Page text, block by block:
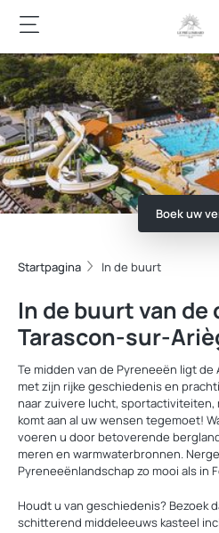
Boek uw
Startpagina In de buurt
In de buurt van de
Tarascon-sur-
Te midden van de Pyreneeën ligt
met zijn rijke geschiedenis en
naar zuivere lucht, sportactiviteiten,
komt aan al uw wensen tegemoet!
voeren u door betoverende
meren en warmwaterbronnen.
Pyreneeënlandschap zo mooi als in
Houdt u van geschiedenis? Bezoek
schitterend middeleeuws kasteel